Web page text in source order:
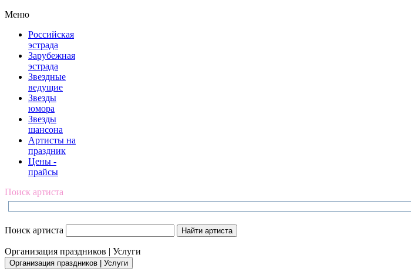
Меню
Российская
эстрада
Зарубежная
эстрада
Звездные
ведущие
Звезды
юмора
Звезды
шансона
Артисты на
праздник
Цены -
прайсы
Поиск артиста
Поиск артиста
Организация праздников | Услуги
Организация праздников | Услуги